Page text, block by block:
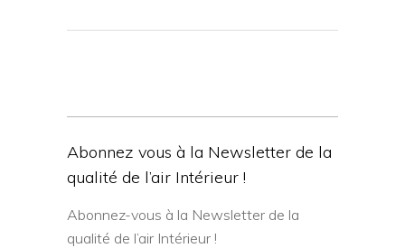
Abonnez vous à la Newsletter de la
qualité de l’air Intérieur !
Abonnez-vous à la Newsletter de la
qualité de l’air Intérieur !